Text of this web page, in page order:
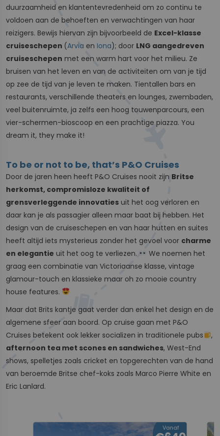
duurzaamheid en klantentevredenheid om zo continu te
voldoen aan de behoeften en verwachtingen van haar
reizigers. Bewijs hiervan zijn bijvoorbeeld de Excel-klasse
cruiseschepen (Arvia en Iona); door LNG aangedreven
cruiseschepen met een warm hart voor het milieu. Ze
bruisen van het leven en van de activiteiten om van je tijd
op zee de tijd van je leven te maken. Tientallen bars en
restaurants, verschillende theaters en lounges, zwembaden,
veel buitenruimte, ja zelfs een hoog touwenparcours, een
vier-schermen-bioscoop en een prachtige piazza. You
dream it, they make it!
To be or not to be, that’s P&O Cruises
Door de jaren heen heeft P&O Cruises nooit zijn Britse
herkomst, compromisloze kwaliteit of
grensverleggende innovaties uit het oog verloren en
daar kan je als passagier alleen maar baat bij hebben. Het
design van de cruiseschepen en van haar hutten en suites
heeft altijd iets mysterieus zonder het gevoel voor charme
en elegantie uit het oog te verliezen.
We noemen het
graag een combinatie van Victoriaanse klasse, vintage
glamour-touch en klassieke maar oh zo mooie country
house features.
Maar dat Brits kantje gaat verder dan enkel het design en de
algemene sfeer aan boord. Op cruise gaan met P&O
Cruises betekent ook lekker socializen in traditionele pubs
,
afternoon tea met scones en sandwiches, West-End
shows, spelletjes zoals cricket en topgerechten van de hand
van beroemde Britse chef-koks zoals Marco Pierre White en
Eric Lanlard.
Vanaf